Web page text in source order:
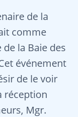
de la
comme
la Baie des
événement
de le voir
réception
Mgr.